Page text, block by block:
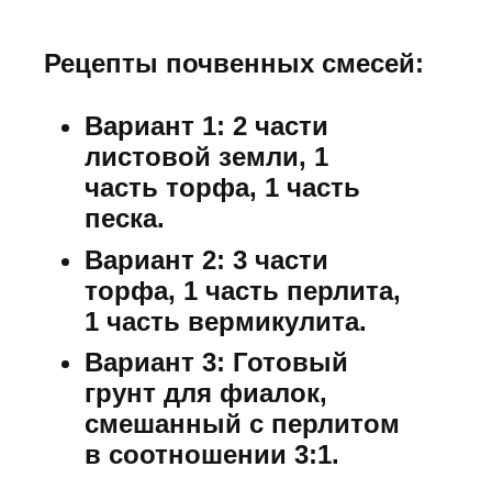
Рецепты почвенных смесей:
Вариант 1: 2 части
листовой земли, 1
часть торфа, 1 часть
песка.
Вариант 2: 3 части
торфа, 1 часть перлита,
1 часть вермикулита.
Вариант 3: Готовый
грунт для фиалок,
смешанный с перлитом
в соотношении 3:1.